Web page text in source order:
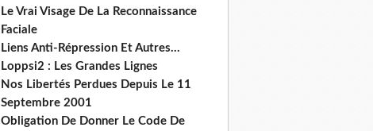
Le Vrai Visage De La Reconnaissance
Faciale
Liens Anti-Répression Et Autres...
Loppsi2 : Les Grandes Lignes
Nos Libertés Perdues Depuis Le 11
Septembre 2001
Obligation De Donner Le Code De